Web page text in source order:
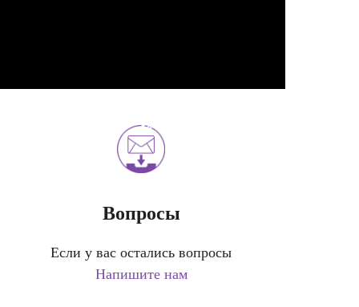
Вопросы
Если у вас остались вопросы
Напишите нам